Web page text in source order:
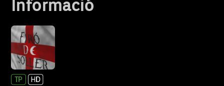
Informació